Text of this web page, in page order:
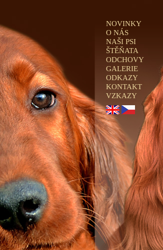
NOVINKY
O NÁS
NAŠI PSI
ŠTĚŇATA
ODCHOVY
GALERIE
ODKAZY
KONTAKT
VZKAZY